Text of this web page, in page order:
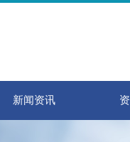
新闻资讯